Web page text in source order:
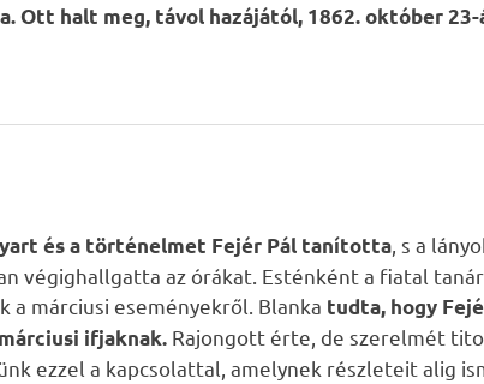
Ott halt meg, távol hazájától, 1862. október 23-
és a történelmet Fejér Pál tanította, s a
végighallgatta az órákat. Esténként a fiatal
márciusi eseményekről. Blanka tudta, hogy
ifjaknak. Rajongott érte, de szerelmét
ezzel a kapcsolattal, amelynek részleteit alig